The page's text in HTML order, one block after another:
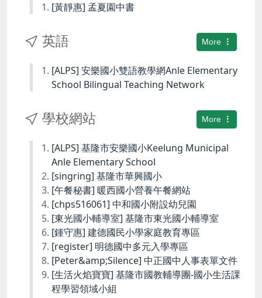
[黃靜惠] 孟夏園中書
More
英語
[ALPS] 安樂國小雙語教學網Anle Elementary
School Bilingual Teaching Network
More
學校網站
[ALPS] 基隆市安樂國小Keelung Municipal
Anle Elementary School
[singring] 基隆市華興國小
[午餐秘書] 暖西國小營養午餐網站
[chps516061] 中和國小附設幼兒園
[東光國小輔導室] 基隆市東光國小輔導室
[鍾守惠] 建德國民小學家庭教育專區
[register] 明德國中多元入學專區
[Peter&amp;Silence] 中正國中人事表單文件
[生活火焰寶寶] 基隆市國教輔導團-國小生活課
程學習領域小組